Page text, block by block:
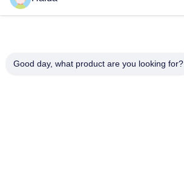
Good day, what product are you looking for?